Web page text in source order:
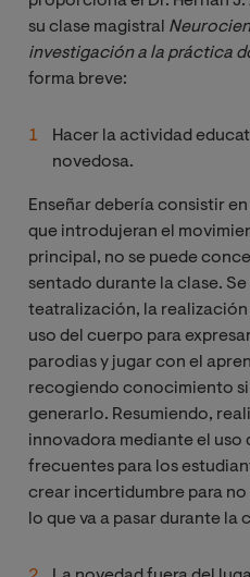
su clase magistral
investigación a la práctica
forma breve:
Hacer la actividad
novedosa.
Enseñar debería consistir
que introdujeran el
principal, no se puede
sentado durante la clase.
teatralización, la
uso del cuerpo para
parodias y jugar con el
recogiendo conocimiento
generarlo. Resumiendo,
innovadora mediante el uso
frecuentes para los
crear incertidumbre para no
lo que va a pasar durante la